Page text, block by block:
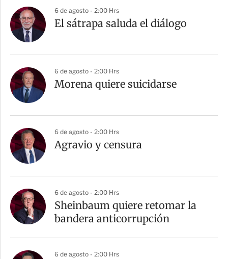
6 de agosto - 2:00 Hrs
El sátrapa saluda el diálogo
6 de agosto - 2:00 Hrs
Morena quiere suicidarse
6 de agosto - 2:00 Hrs
Agravio y censura
6 de agosto - 2:00 Hrs
Sheinbaum quiere retomar la
bandera anticorrupción
6 de agosto - 2:00 Hrs